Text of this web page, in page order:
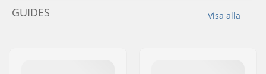
Visa alla
GUIDES